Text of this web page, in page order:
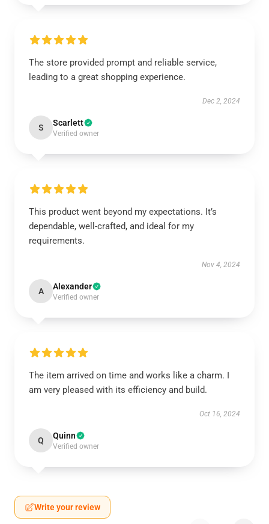
The store provided prompt and reliable service,
leading to a great shopping experience.
Dec 2, 2024
S Scarlett
Verified owner
This product went beyond my expectations. It’s
dependable, well-crafted, and ideal for my
requirements.
Nov 4, 2024
A Alexander
Verified owner
The item arrived on time and works like a charm. I
am very pleased with its efficiency and build.
Oct 16, 2024
Q Quinn
Verified owner
Write your review